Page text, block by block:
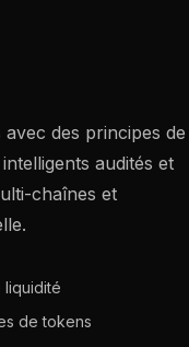
des principes de
audités et
chaînes et
liquidité
de tokens